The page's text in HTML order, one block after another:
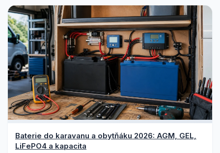
Baterie do karavanu a obytňáku 2026: AGM, GEL,
LiFePO4 a kapacita